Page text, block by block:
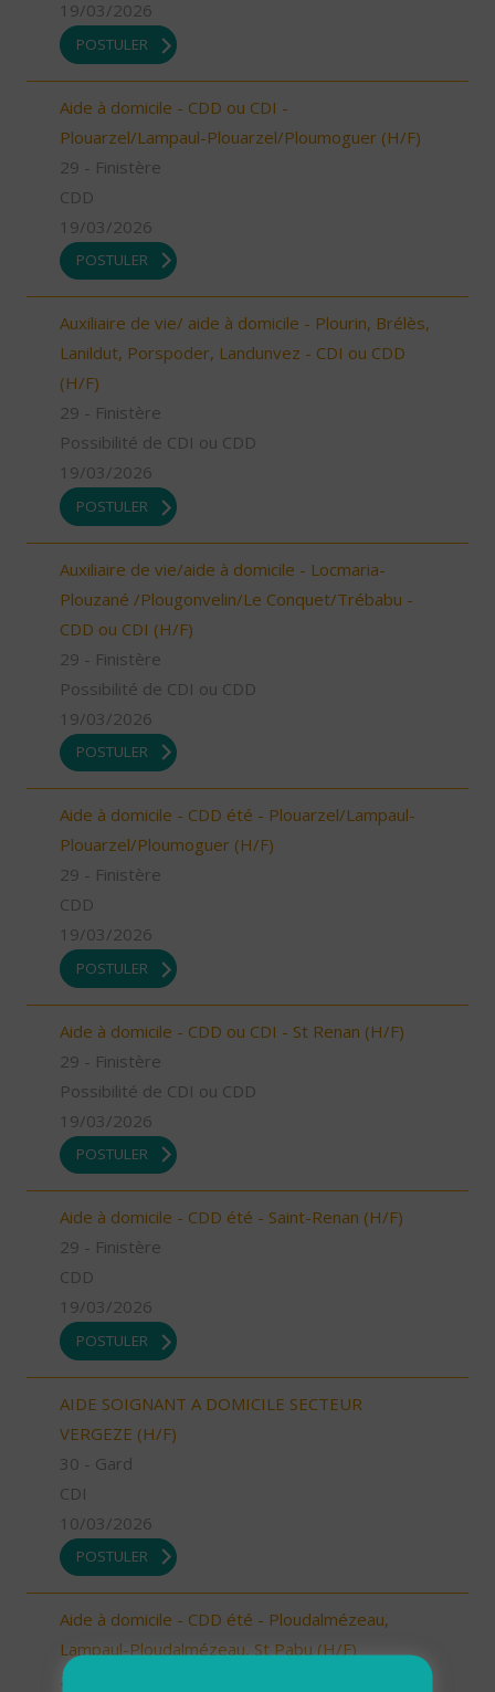
19/03/2026
POSTULER
Aide à domicile - CDD ou CDI -
Plouarzel/Lampaul-Plouarzel/Ploumoguer (H/F)
29 - Finistère
CDD
19/03/2026
POSTULER
Auxiliaire de vie/ aide à domicile - Plourin, Brélès,
Lanildut, Porspoder, Landunvez - CDI ou CDD
(H/F)
29 - Finistère
Possibilité de CDI ou CDD
19/03/2026
POSTULER
Auxiliaire de vie/aide à domicile - Locmaria-
Plouzané /Plougonvelin/Le Conquet/Trébabu -
CDD ou CDI (H/F)
29 - Finistère
Possibilité de CDI ou CDD
19/03/2026
POSTULER
Aide à domicile - CDD été - Plouarzel/Lampaul-
Plouarzel/Ploumoguer (H/F)
29 - Finistère
CDD
19/03/2026
POSTULER
Aide à domicile - CDD ou CDI - St Renan (H/F)
29 - Finistère
Possibilité de CDI ou CDD
19/03/2026
POSTULER
Aide à domicile - CDD été - Saint-Renan (H/F)
29 - Finistère
CDD
19/03/2026
POSTULER
AIDE SOIGNANT A DOMICILE SECTEUR
VERGEZE (H/F)
30 - Gard
CDI
10/03/2026
POSTULER
Aide à domicile - CDD été - Ploudalmézeau,
Lampaul-Ploudalmézeau, St Pabu (H/F)
29 - Finistère